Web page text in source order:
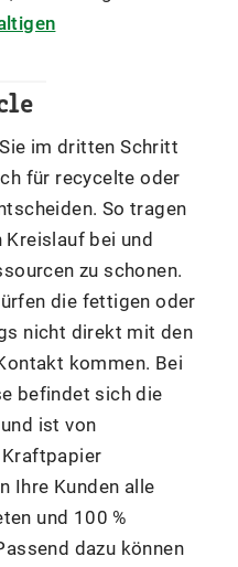
im dritten Schritt
für recycelte oder
So tragen
Kreislauf bei und
zu schonen.
die fettigen oder
nicht direkt mit den
kommen. Bei
befindet sich die
ist von
Ihre Kunden alle
und 100 %
dazu können